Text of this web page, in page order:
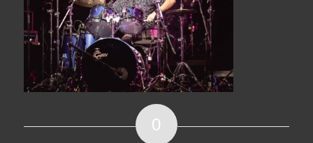
0